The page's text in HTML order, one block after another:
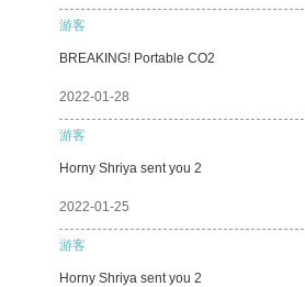
游客
BREAKING! Portable CO2
2022-01-28
游客
Horny Shriya sent you 2
2022-01-25
游客
Horny Shriya sent you 2